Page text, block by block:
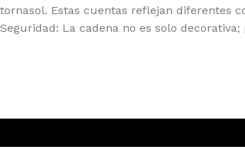
tornasol. Estas cuentas reflejan diferentes
Seguridad: La cadena no es solo